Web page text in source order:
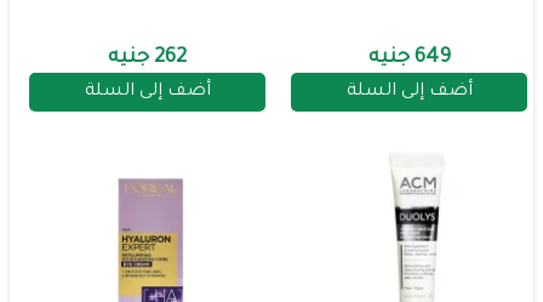
649 جنيه
أضف إلى السلة
262 جنيه
أضف إلى السلة